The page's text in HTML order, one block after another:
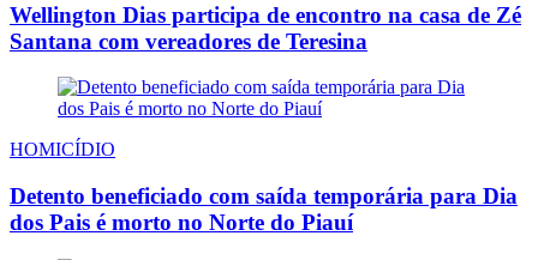
Wellington Dias participa de encontro na casa de Zé
Santana com vereadores de Teresina
HOMICÍDIO
Detento beneficiado com saída temporária para Dia
dos Pais é morto no Norte do Piauí